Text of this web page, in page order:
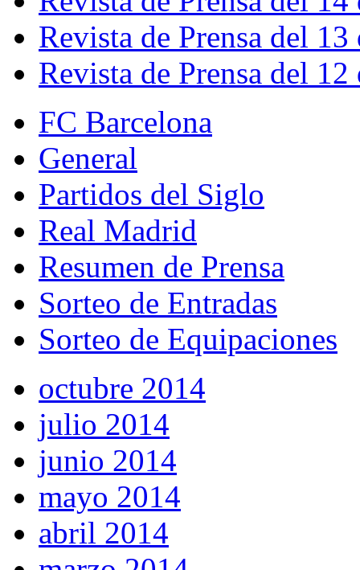
Revista de Prensa del
Revista de Prensa del
FC Barcelona
General
Partidos del Siglo
Real Madrid
Resumen de Prensa
Sorteo de Entradas
Sorteo de Equipaciones
octubre 2014
julio 2014
junio 2014
mayo 2014
abril 2014